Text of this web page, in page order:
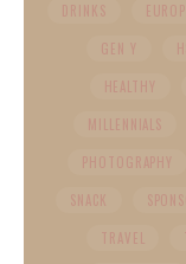
DRINKS
GEN Y
HEALTHY
MILLENNIALS
PHOTOGRAPHY
SNACK
TRAVEL